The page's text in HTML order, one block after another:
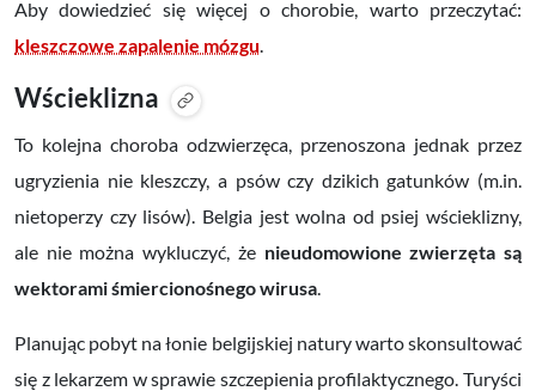
Aby dowiedzieć się więcej o chorobie, warto przeczytać:
kleszczowe zapalenie mózgu.
Wścieklizna
To kolejna choroba odzwierzęca, przenoszona jednak przez
ugryzienia nie kleszczy, a psów czy dzikich gatunków (m.in.
nietoperzy czy lisów). Belgia jest wolna od psiej wścieklizny,
ale nie można wykluczyć, że nieudomowione zwierzęta są
wektorami śmiercionośnego wirusa
Planując pobyt na łonie belgijskiej natury warto skonsultować
się z lekarzem w sprawie szczepienia profilaktycznego. Turyści